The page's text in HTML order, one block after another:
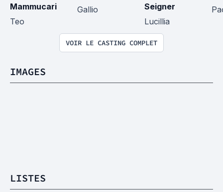
Mammucari
Teo
Gallio
Seigner
Lucillia
VOIR LE CASTING COMPLET
IMAGES
LISTES